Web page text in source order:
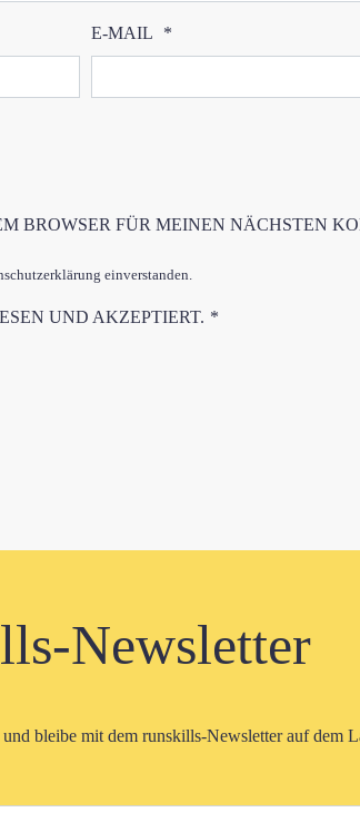
E-MAIL *
BROWSER FÜR MEINEN NÄCHSTEN
einverstanden.
UND AKZEPTIERT. *
Newsletter
bleibe mit dem runskills-Newsletter auf dem